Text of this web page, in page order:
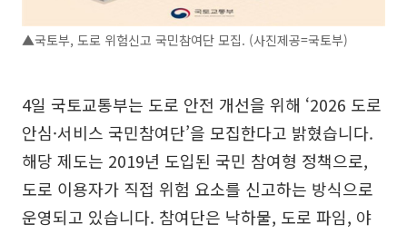
▲국토부, 도로 위험신고 국민참여단 모집. (사진제공=국토부)
4일 국토교통부는 도로 안전 개선을 위해 ‘2026 도로
안심·서비스 국민참여단’을 모집한다고 밝혔습니다.
해당 제도는 2019년 도입된 국민 참여형 정책으로,
도로 이용자가 직접 위험 요소를 신고하는 방식으로
운영되고 있습니다. 참여단은 낙하물, 도로 파임, 야